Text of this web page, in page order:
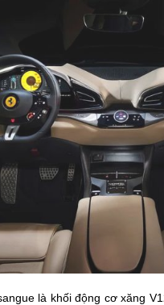
là khối động cơ xăng